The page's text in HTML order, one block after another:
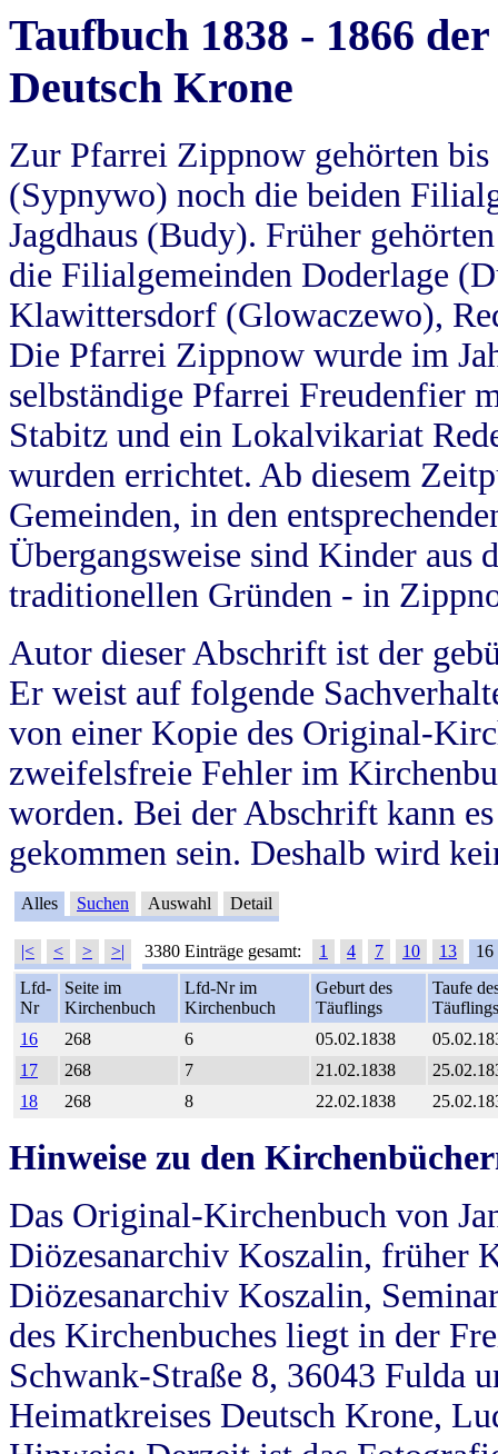
Taufbuch 1838 - 1866
Deutsch Krone
Zur Pfarrei Zippnow gehörten
(Sypnywo) noch die beiden
Jagdhaus (Budy). Früher
die Filialgemeinden Doderlage
Klawittersdorf (Glowaczewo),
Die Pfarrei Zippnow wurde im
selbständige Pfarrei Freudenfier
Stabitz und ein Lokalvikariat
wurden errichtet. Ab diesem
Gemeinden, in den
Übergangsweise sind Kinder aus
traditionellen Gründen - in
Autor dieser Abschrift ist der
Er weist auf folgende
von einer Kopie des Original-
zweifelsfreie Fehler im
worden. Bei der Abschrift kann
gekommen sein. Deshalb wird
Alles Suchen Auswahl Detail
|< < > >| 3380 Einträge gesamt: 1 4 7 10 13
16
Lfd-
Nr
Seite im
Kirchenbuch
Lfd-Nr im
Kirchenbuch
Geburt des
Täuflings
Taufe
Täuflings
16
268 6 05.02.1838
17
268 7 21.02.1838
18
268 8 22.02.1838
Hinweise zu den
Das Original-Kirchenbuch von
Diözesanarchiv Koszalin, früher
Diözesanarchiv Koszalin,
des Kirchenbuches liegt in der
Schwank-Straße 8, 36043 Fulda
Heimatkreises Deutsch Krone,